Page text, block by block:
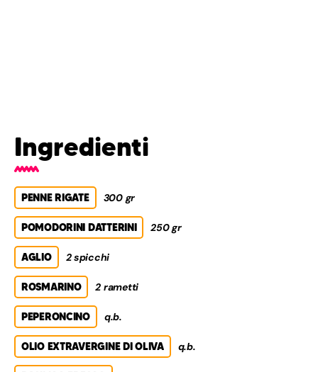
Ingredienti
PENNE RIGATE 300 gr
POMODORINI DATTERINI 250 gr
AGLIO 2 spicchi
ROSMARINO 2 rametti
PEPERONCINO q.b.
OLIO EXTRAVERGINE DI OLIVA q.b.